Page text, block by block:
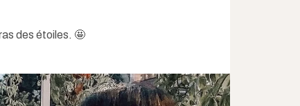
des étoiles. 🤩